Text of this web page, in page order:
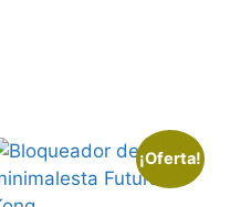
¡Oferta!